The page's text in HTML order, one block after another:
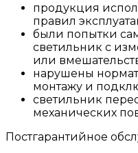
продукция
правил
были попытки
светильник с
или
нарушены
монтажу и
светильник
механических
Постгарантийное